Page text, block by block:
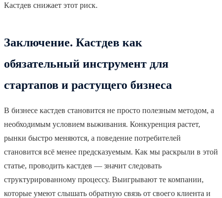
Кастдев снижает этот риск.
Заключение. Кастдев как
обязательный инструмент для
стартапов и растущего бизнеса
В бизнесе кастдев становится не просто полезным методом, а
необходимым условием выживания. Конкуренция растет,
рынки быстро меняются, а поведение потребителей
становится всё менее предсказуемым. Как мы раскрыли в этой
статье, проводить кастдев — значит следовать
структурированному процессу. Выигрывают те компании,
которые умеют слышать обратную связь от своего клиента и